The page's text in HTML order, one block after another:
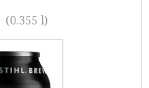
(0.355 l)